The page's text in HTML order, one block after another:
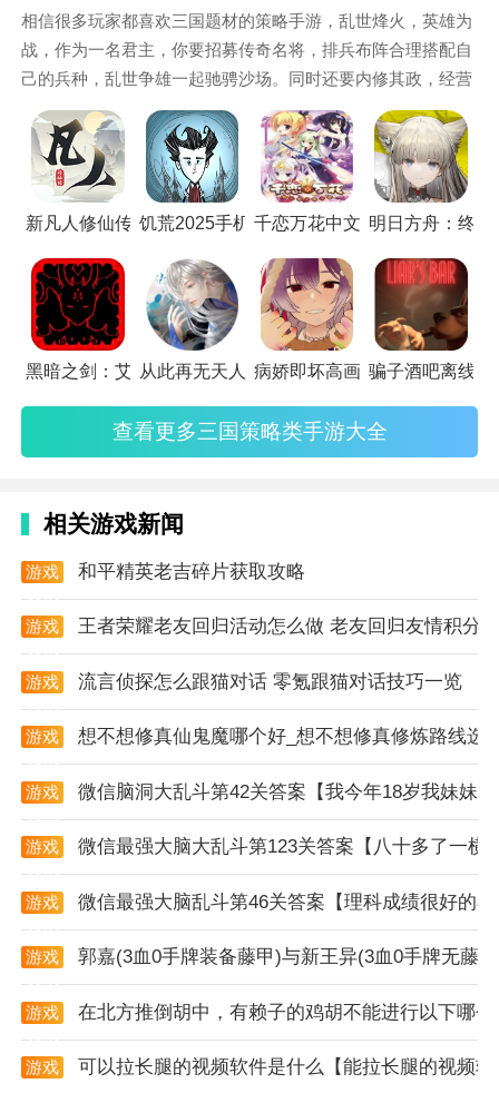
5. 持续战斗：保持连续战斗状态，利用暴走模式等增益
效果，快速消灭敌人。
1. 熟悉操作：新手玩家需要先熟悉游戏的操作方式，通
过新手教程了解如何控制战车移动和释放技能。
2. 优先升级火力：在游戏初期，玩家应该优先升级战车
的火力属性，提高攻击力，以便更快地消灭敌人。
3. 捡取掉落物品：在战斗中，杀死敌人后会掉落一些物
品，玩家需要尽可能捡取，这些物品往往能提供强大的
武器和技能。
4. 解锁新战车：通过挑战模式和完成任务，解锁更多战
车，提升战斗力。
励，加速战车和武器的升级。
游戏优势
1. 科幻场景：游戏场景包括火星、木星、冥王星等众多
相信很多玩家都喜欢三国题材的策略手游，乱世烽火，英雄为
战，作为一名君主，你要招募传奇名将，排兵布阵合理搭配自
己的兵种，乱世争雄一起驰骋沙场。同时还要内修其政，经营
你的城池，深度的策略会让您绞尽脑汁，下面小编就给你推荐
一些好玩的三国策略类手游，喜欢的不要错过。
新凡人修仙传正版饥荒2025手机官方版千恋万花中文官方版明日方舟：终末
黑暗之剑：艾恩之光中文版从此再无天人书碎梦篇单机版
病娇即坏高画质版骗子酒吧离线版
查看更多三国策略类手游大全
相关游戏新闻
游戏
和平精英老吉碎片获取攻略
游戏
王者荣耀老友回归活动怎么做 老友回归友情积分
游戏
流言侦探怎么跟猫对话 零氪跟猫对话技巧一览
游戏
想不想修真仙鬼魔哪个好_想不想修真修炼路线选
游戏
微信脑洞大乱斗第42关答案【我今年18岁我妹妹
游戏
微信最强大脑大乱斗第123关答案【八十多了一横
游戏
微信最强大脑乱斗第46关答案【理科成绩很好的
游戏
郭嘉(3血0手牌装备藤甲)与新王异(3血0手牌无藤
游戏
在北方推倒胡中，有赖子的鸡胡不能进行以下哪
游戏
可以拉长腿的视频软件是什么【能拉长腿的视频